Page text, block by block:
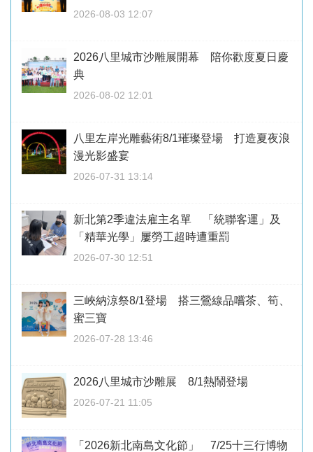
2026-08-03 12:07
2026八里城市沙雕展開幕 陪你歡度夏日慶
典
2026-08-02 12:01
八里左岸光雕藝術8/1璀璨登場 打造夏夜浪
漫光影盛宴
2026-07-31 13:14
新北第2季違法雇主名單 「統聯客運」及
「精華光學」屢勞工超時遭重罰
2026-07-30 12:51
三峽納涼祭8/1登場 搭三鶯線品嚐茶、筍、
蜜三寶
2026-07-28 13:46
2026八里城市沙雕展 8/1熱鬧登場
2026-07-21 11:05
「2026新北南島文化節」 7/25十三行博物